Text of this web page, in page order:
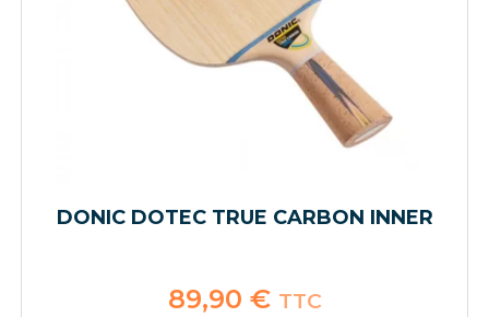
DONIC DOTEC TRUE CARBON INNER
89,90 € TTC